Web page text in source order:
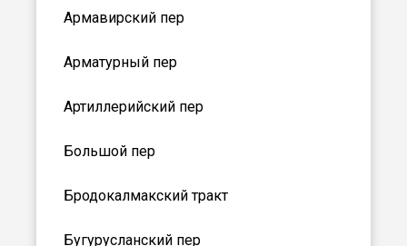
Армавирский пер
Арматурный пер
Артиллерийский пер
Большой пер
Бродокалмакский тракт
Бугурусланский пер